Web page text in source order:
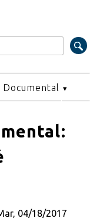
de búsqueda
04/18/2017